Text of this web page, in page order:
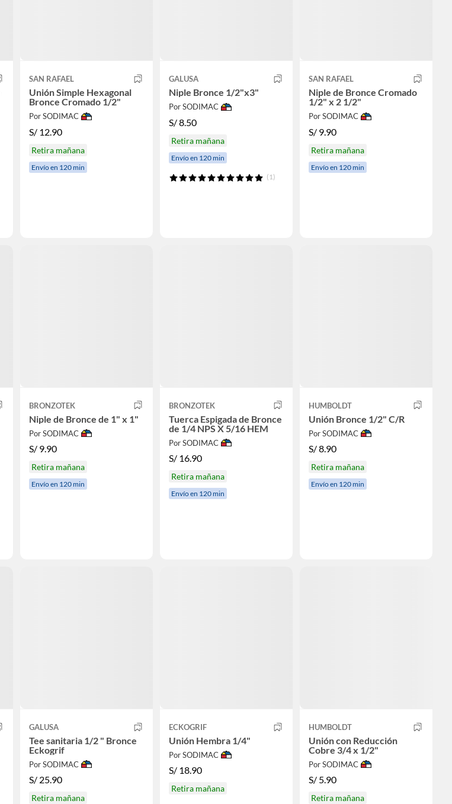
SAN RAFAEL
Unión Simple Hexagonal
Bronce Cromado 1/2"
Por SODIMAC
S/ 12.90
Retira mañana
Envío en 120 min
GALUSA
Niple Bronce 1/2"x3"
Por SODIMAC
S/8.50
Retira mañana
Envío en 120 min
(1)
SAN RAFAEL
Niple de Bronce Cromado
1/2" x 2 1/2"
Por SODIMAC
S/ 9.90
Retira mañana
Envío en 120 min
BRONZOTEK
Niple de Bronce de 1" x 1"
Por SODIMAC
S/ 9.90
Retira mañana
Envío en 120 min
BRONZOTEK
Tuerca Espigada de Bronce
de 1/4 NPS X 5/16 HEM
Por SODIMAC
S/ 16.90
Retira mañana
Envío en 120 min
HUMBOLDT
Unión Bronce 1/2" C/R
Por SODIMAC
S/8.90
Retira mañana
Envío en 120 min
GALUSA
Tee sanitaria 1/2 " Bronce
Eckogrif
Por SODIMAC
S/ 25.90
Retira mañana
ECKOGRIF
Unión Hembra 1/4"
Por SODIMAC
S/ 18.90
Retira mañana
HUMBOLDT
Unión con Reducción
Cobre 3/4 x 1/2"
Por SODIMAC
S/ 5.90
Retira mañana